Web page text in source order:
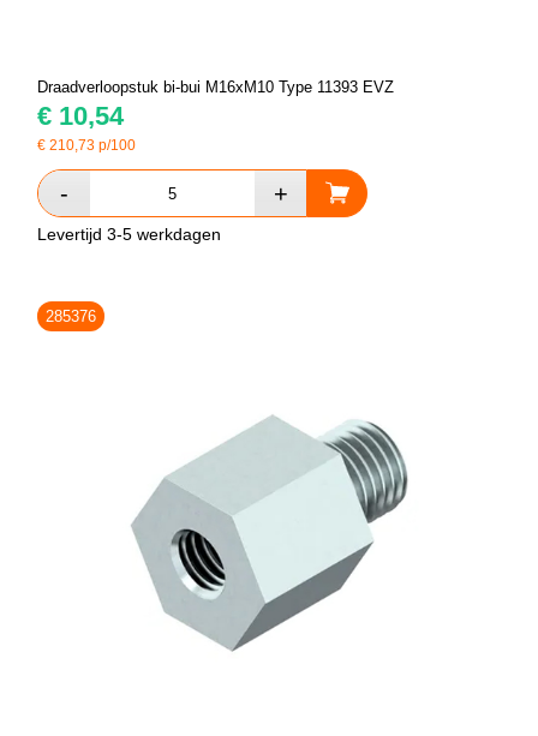
Draadverloopstuk bi-bui M16xM10 Type 11393 EVZ
€ 10,54
€210,73 p/100
Levertijd 3-5 werkdagen
285376